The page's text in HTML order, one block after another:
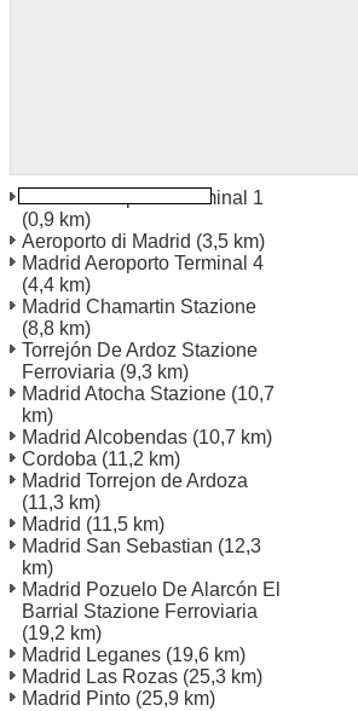
Madrid Aeroporto Terminal 1
(0,9 km)
Aeroporto di Madrid (3,5 km)
Madrid Aeroporto Terminal 4
(4,4 km)
Madrid Chamartin Stazione
(8,8 km)
Torrejón De Ardoz Stazione
Ferroviaria (9,3 km)
Madrid Atocha Stazione (10,7
km)
Madrid Alcobendas (10,7 km)
Cordoba (11,2 km)
Madrid Torrejon de Ardoza
(11,3 km)
Madrid (11,5 km)
Madrid San Sebastian (12,3
km)
Madrid Pozuelo De Alarcón El
Barrial Stazione Ferroviaria
(19,2 km)
Madrid Leganes (19,6 km)
Madrid Las Rozas (25,3 km)
Madrid Pinto (25,9 km)